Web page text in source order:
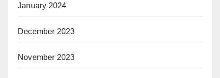
January 2024
December 2023
November 2023